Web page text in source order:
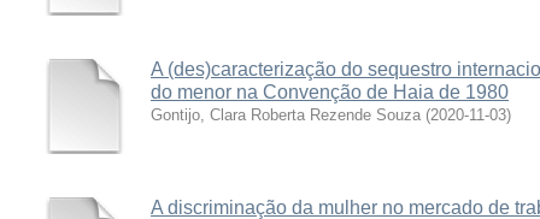
A (des)caracterização do sequestro
do menor na Convenção de Haia de 1980
Gontijo, Clara Roberta Rezende Souza (2020-11-03)
A discriminação da mulher no mercado de